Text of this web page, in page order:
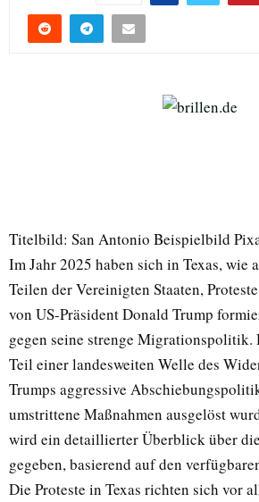
Titelbild: San Antonio Beispielbild
Im Jahr 2025 haben sich in Texas, wie
Teilen der Vereinigten Staaten,
von US-Präsident Donald Trump
gegen seine strenge Migrationspolitik.
Teil einer landesweiten Welle des
Trumps aggressive
umstrittene Maßnahmen ausgelöst
wird ein detaillierter Überblick über
gegeben, basierend auf den
Die Proteste in Texas richten sich vor